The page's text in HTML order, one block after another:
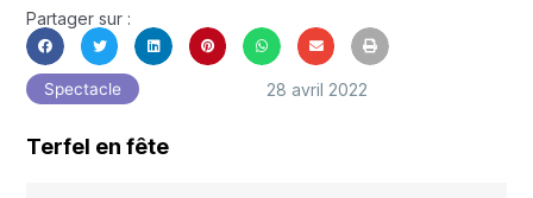
Partager sur :
Spectacle 28 avril 2022
Terfel en fête